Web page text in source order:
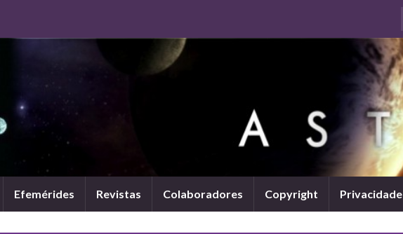
Efemérides Revistas Colaboradores Copyright Privacidade